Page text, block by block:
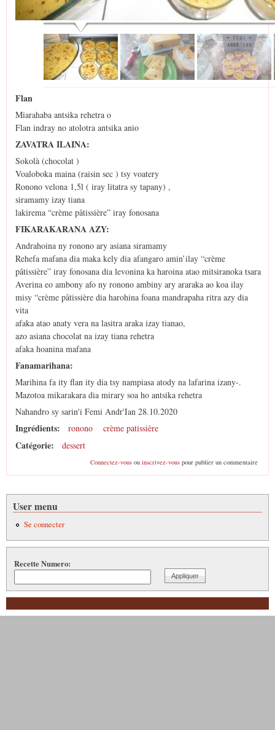
Flan
Miarahaba antsika rehetra o
Flan indray no atolotra antsika anio
ZAVATRA ILAINA:
Sokolà (chocolat )
Voaloboka maina (raisin sec ) tsy voatery
Ronono velona 1,5l ( iray litatra sy tapany) ,
siramamy izay tiana
lakirema “crème pâtissière” iray fonosana
FIKARAKARANA AZY:
Andrahoina ny ronono ary asiana siramamy
Rehefa mafana dia maka kely dia afangaro amin’ilay “crème
pâtissière” iray fonosana dia levonina ka haroina atao mitsiranoka tsara
Averina eo ambony afo ny ronono ambiny ary araraka ao koa ilay
misy “crème pâtissière dia harohina foana mandrapaha ritra azy dia
vita
afaka atao anaty vera na lasitra araka izay tianao,
azo asiana chocolat na izay tiana rehetra
afaka hoanina mafana
Fanamarihana:
Marihina fa ity flan ity dia tsy nampiasa atody na lafarina izany-.
Mazotoa mikarakara dia mirary soa ho antsika rehetra
Nahandro sy sarin'i Femi Andr'Ian 28.10.2020
Ingrédients: ronono crème patissière
Catégorie: dessert
Connectez-vousou inscrivez-vouspour publier un commentaire
User menu
Se connecter
Recette Numero: